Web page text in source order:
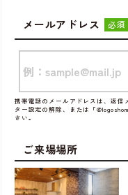
メールアドレス 必須
携帯電話のメールアドレスは、返信
ター設定の解除、または「
さい。
ご来場場所